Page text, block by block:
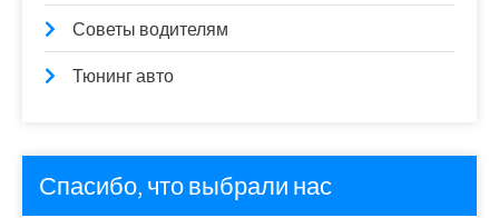
Советы водителям
Тюнинг авто
Спасибо, что выбрали нас